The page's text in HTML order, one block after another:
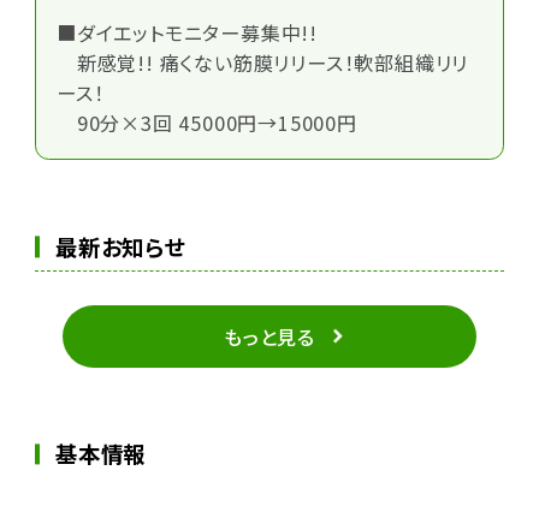
■ダイエットモニター募集中!!
新感覚!! 痛くない筋膜リリース！軟部組織リリ
ース！
90分×3回 45000円→15000円
最新お知らせ
もっと見る
基本情報